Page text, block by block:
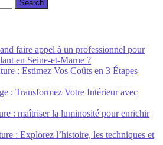
faire appel à un professionnel pour
en Seine-et-Marne ?
: Estimez Vos Coûts en 3 Étapes
: Transformez Votre Intérieur avec
: maîtriser la luminosité pour enrichir
: Explorez l’histoire, les techniques et